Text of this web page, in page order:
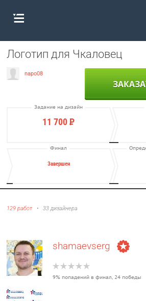
Логотип для Чкаловец
napo08
Задание на дизайн
11 700Р
Финал
Завершен
129 работ•33 дизайнера
shamaevserg
9% попадений в финал, 24 победы